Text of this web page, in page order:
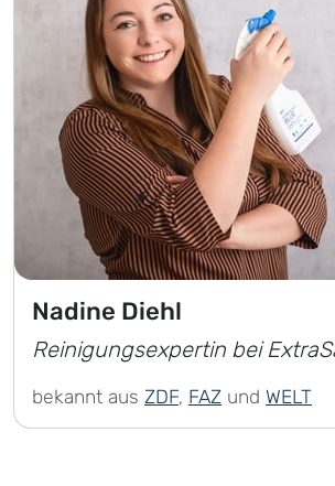
Nadine Diehl
Reinigungsexpertin bei
bekannt aus ZDF, FAZ und WELT